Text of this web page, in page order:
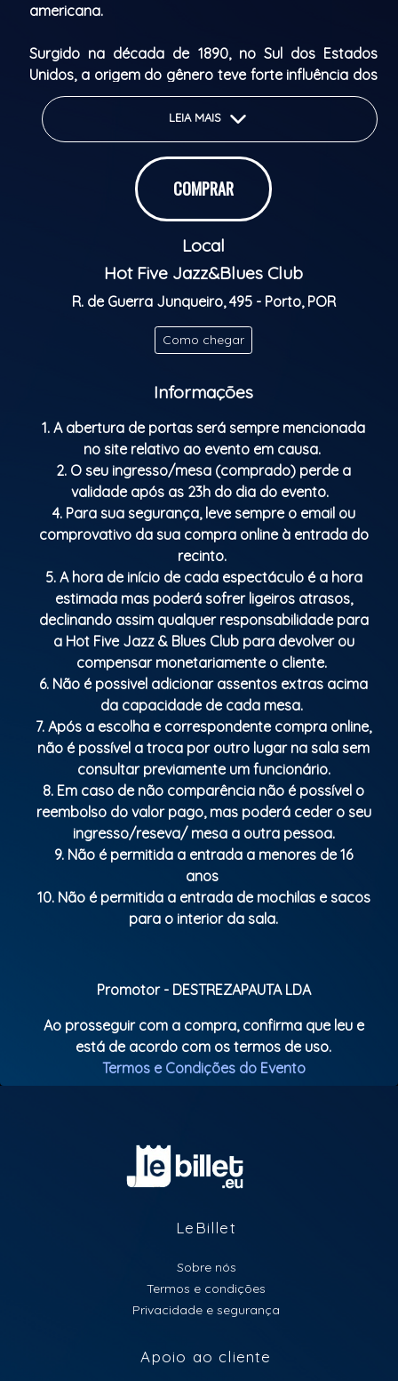
americana.
Surgido na década de 1890, no Sul dos Estados
Unidos, a origem do gênero teve forte influência dos
gêneros, cantos e letras típicas da cultura africana.
Uma das características do blues são suas letras
simples, porém fortes, grande entrega vocal e
instrumentos como guitarra e piano.
musical genre from the United States with Afro-
the genre was strongly influenced by musical styles,
culture.
One of the defining characteristics of blues is its
simple yet powerful lyrics, strong vocal expression,
and instruments such as the guitar and piano.
Classificação etária: M/16
LEIA MAIS
COMPRAR
Local
Hot Five Jazz&Blues Club
R. de Guerra Junqueiro, 495 - Porto, POR
Como chegar
Informações
1. A abertura de portas será sempre mencionada
no site relativo ao evento em causa.
2. O seu ingresso/mesa (comprado) perde a
validade após as 23h do dia do evento.
4. Para sua segurança, leve sempre o email ou
comprovativo da sua compra online à entrada do
recinto.
5. A hora de início de cada espectáculo é a hora
estimada mas poderá sofrer ligeiros atrasos,
declinando assim qualquer responsabilidade para
a Hot Five Jazz & Blues Club para devolver ou
compensar monetariamente o cliente.
6. Não é possivel adicionar assentos extras acima
da capacidade de cada mesa.
7. Após a escolha e correspondente compra online,
não é possível a troca por outro lugar na sala sem
consultar previamente um funcionário.
8. Em caso de não comparência não é possível o
reembolso do valor pago, mas poderá ceder o seu
ingresso/reseva/ mesa a outra pessoa.
9. Não é permitida a entrada a menores de 16
anos
10. Não é permitida a entrada de mochilas e sacos
para o interior da sala.
Promotor - DESTREZAPAUTA LDA
Ao prosseguir com a compra, confirma que leu e
está de acordo com os termos de uso.
Termos e Condições do Evento
LeBillet
Sobre nós
Termos e condições
Privacidade e segurança
Apoio ao cliente